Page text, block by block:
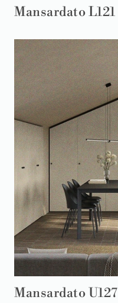
Mansardato L121
Mansardato U127